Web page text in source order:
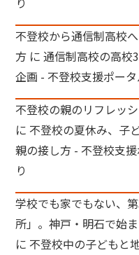
不登校から通信制高校
方 に通信制高校の高校
企画 - 不登校支援ポー
不登校の親のリフレッ
に 不登校の夏休み、子
親の接し方 - 不登校支
り
学校でも家でもない、
所」。神戸・明石で始
に 不登校中の子どもと